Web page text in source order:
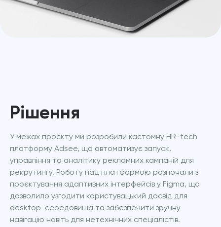
Рішення
У межах проєкту ми розробили кастомну HR-tech
платформу Adsee, що автоматизує запуск,
управління та аналітику рекламних кампаній для
рекрутингу. Роботу над платформою розпочали з
проєктування адаптивних інтерфейсів у Figma, що
дозволило узгодити користувацький досвід для
desktop-середовища та забезпечити зручну
навігацію навіть для нетехнічних спеціалістів.